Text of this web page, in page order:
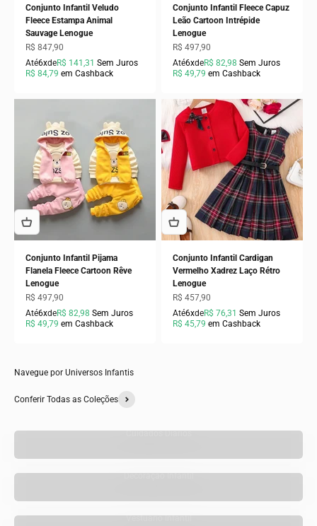
Conjunto Infantil Veludo
Fleece Estampa Animal
Sauvage Lenogue
Preço promocional
R$ 847,90
Até6xdeR$ 141,31 Sem Juros
R$ 84,79 em Cashback
Conjunto Infantil Fleece Capuz
Leão Cartoon Intrépide
Lenogue
Preço promocional
R$ 497,90
Até6xdeR$ 82,98 Sem Juros
R$ 49,79 em Cashback
Conjunto Infantil Pijama
Flanela Fleece Cartoon Rêve
Lenogue
Preço promocional
R$ 497,90
Até6xdeR$ 82,98 Sem Juros
R$ 49,79 em Cashback
Conjunto Infantil Cardigan
Vermelho Xadrez Laço Rétro
Lenogue
Preço promocional
R$ 457,90
Até6xdeR$ 76,31 Sem Juros
R$ 45,79 em Cashback
Navegue por Universos Infantis
Conferir Todas as Coleções
Cuidados Diários
Decoração Infantil
Vestuário Infantil